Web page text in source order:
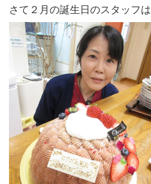
さて２月の誕生日のスタッフは